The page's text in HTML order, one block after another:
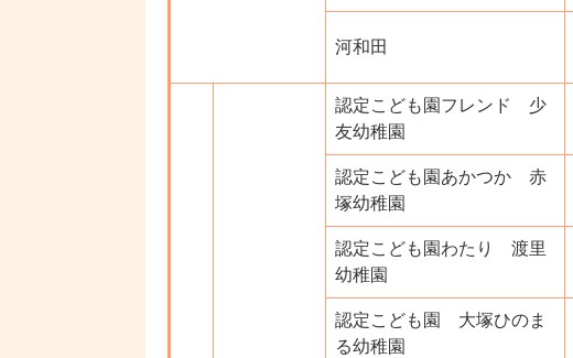
河和田
認定こども園フレンド 少
友幼稚園
認定こども園あかつか 赤
塚幼稚園
認定こども園わたり 渡里
幼稚園
認定こども園 大塚ひのま
る幼稚園